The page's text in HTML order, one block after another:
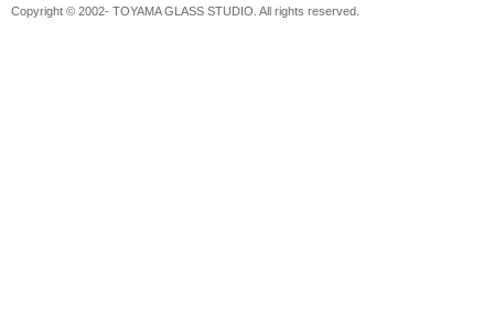
Copyright © 2002- TOYAMA GLASS STUDIO. All rights reserved.